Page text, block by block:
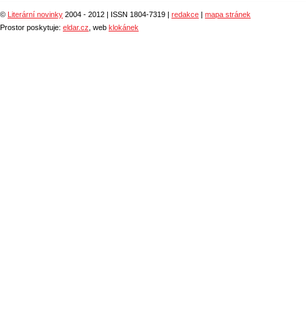
© Literární novinky 2004 - 2012 | ISSN 1804-7319 | redakce
mapa stránek
Prostor poskytuje: eldar.cz , web klokánek